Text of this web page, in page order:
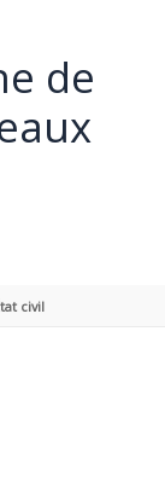
de
civil